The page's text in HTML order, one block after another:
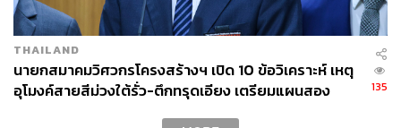
THAILAND
นายกสมาคมวิศวกรโครงสร้างฯ เปิด 10 ข้อวิเคราะห์ เหตุ
อุโมงค์สายสีม่วงใต้รั่ว-ตึกทรุดเอียง เตรียมแผนสอง
135